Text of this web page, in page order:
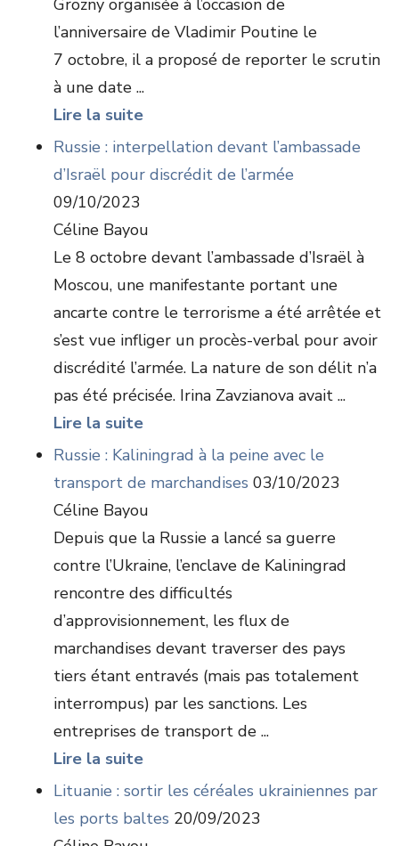
Grozny organisée à l’occasion de
l’anniversaire de Vladimir Poutine le
7 octobre, il a proposé de reporter le scrutin
à une date ...
Lire la suite
Russie : interpellation devant l’ambassade
d’Israël pour discrédit de l’armée
09/10/2023
Céline Bayou
Le 8 octobre devant l’ambassade d’Israël à
Moscou, une manifestante portant une
ancarte contre le terrorisme a été arrêtée et
s’est vue infliger un procès-verbal pour avoir
discrédité l’armée. La nature de son délit n’a
pas été précisée. Irina Zavzianova avait ...
Lire la suite
Russie : Kaliningrad à la peine avec le
transport de marchandises 03/10/2023
Céline Bayou
Depuis que la Russie a lancé sa guerre
contre l’Ukraine, l’enclave de Kaliningrad
rencontre des difficultés
d’approvisionnement, les flux de
marchandises devant traverser des pays
tiers étant entravés (mais pas totalement
interrompus) par les sanctions. Les
entreprises de transport de ...
Lire la suite
Lituanie : sortir les céréales ukrainiennes par
les ports baltes 20/09/2023